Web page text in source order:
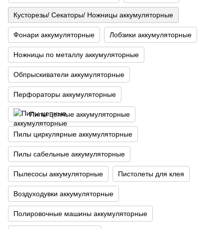
Кусторезы/ Секаторы/ Ножницы аккумуляторные
Фонари аккумуляторные Лобзики аккумуляторные
Ножницы по металлу аккумуляторные
Обпрыскиватели аккумуляторные
Перфораторы аккумуляторные
Пилы цепные аккумуляторные
Пилы циркулярные аккумуляторные
Пилы сабельные аккумуляторные
Пылесосы аккумуляторные Пистолеты для клея
Воздуходувки аккумуляторные
Полировочные машины аккумуляторные